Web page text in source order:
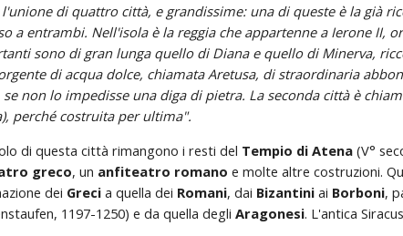
di quattro città, e grandissime: una di queste è la già
a entrambi. Nell'isola è la reggia che appartenne a Ierone
sono di gran lunga quello di Diana e quello di Minerva,
di acqua dolce, chiamata Aretusa, di straordinaria
se non lo impedisse una diga di pietra. La seconda città è
perché costruita per ultima".
di questa città rimangono i resti del Tempio di Atena (V°
greco, un anfiteatro romano e molte altre costruzioni.
dei Greci a quella dei Romani, dai Bizantini ai Borboni,
1197-1250) e da quella degli Aragonesi. L'antica